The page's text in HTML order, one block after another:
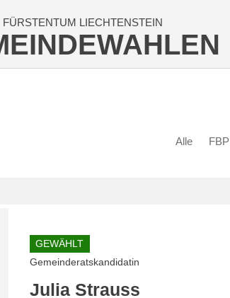
FÜRSTENTUM LIECHTENSTEIN
Alle FBP
GEWÄHLT
Gemeinderatskandidatin
Julia Strauss